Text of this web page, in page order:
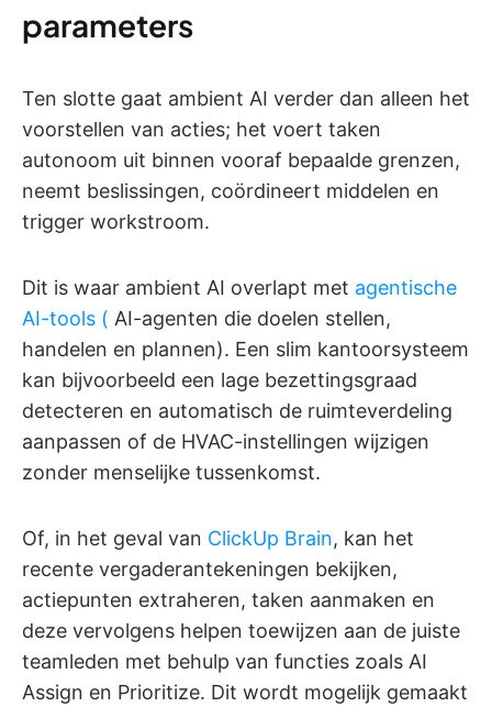
parameters
Ten slotte gaat ambient AI verder dan alleen het
voorstellen van acties; het voert taken
autonoom uit binnen vooraf bepaalde grenzen,
neemt beslissingen, coördineert middelen en
trigger workstroom.
Dit is waar ambient AI overlapt met agentische
AI-tools ( AI-agenten die doelen stellen,
handelen en plannen). Een slim kantoorsysteem
kan bijvoorbeeld een lage bezettingsgraad
detecteren en automatisch de ruimteverdeling
aanpassen of de HVAC-instellingen wijzigen
zonder menselijke tussenkomst.
Of, in het geval van ClickUp Brain, kan het
recente vergaderantekeningen bekijken,
actiepunten extraheren, taken aanmaken en
deze vervolgens helpen toewijzen aan de juiste
teamleden met behulp van functies zoals AI
Assign en Prioritize. Dit wordt mogelijk gemaakt